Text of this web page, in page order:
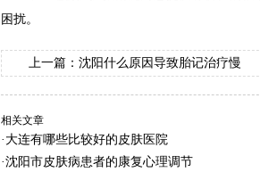
困扰。
上一篇： 沈阳什么原因导致胎记治疗慢
相关文章
· 大连有哪些比较好的皮肤医院
·沈阳市皮肤病患者的康复心理调节